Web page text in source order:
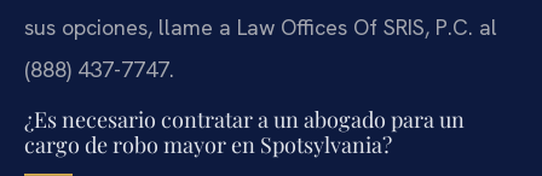
sus opciones, llame a Law Offices Of SRIS, P.C. al
(888) 437-7747.
¿Es necesario contratar a un abogado para un
cargo de robo mayor en Spotsylvania?